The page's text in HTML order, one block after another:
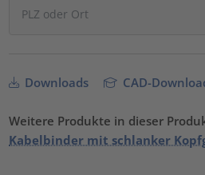
Downloads CAD-
Weitere Produkte in dieser
Kabelbinder mit schlanker